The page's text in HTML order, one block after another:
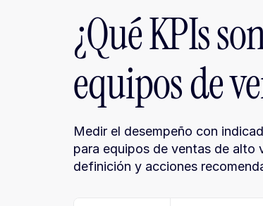
¿Qué KPIs
equipos de
Medir el desempeño con
para equipos de ventas de alto
definición y acciones